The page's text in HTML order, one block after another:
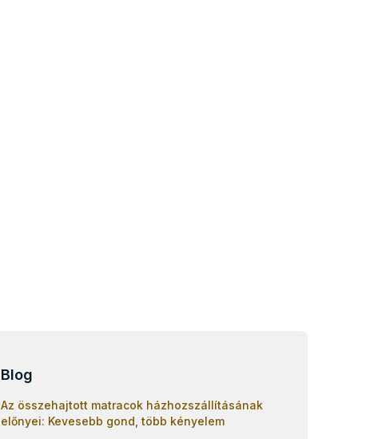
Blog
Az összehajtott matracok házhozszállításának
előnyei: Kevesebb gond, több kényelem